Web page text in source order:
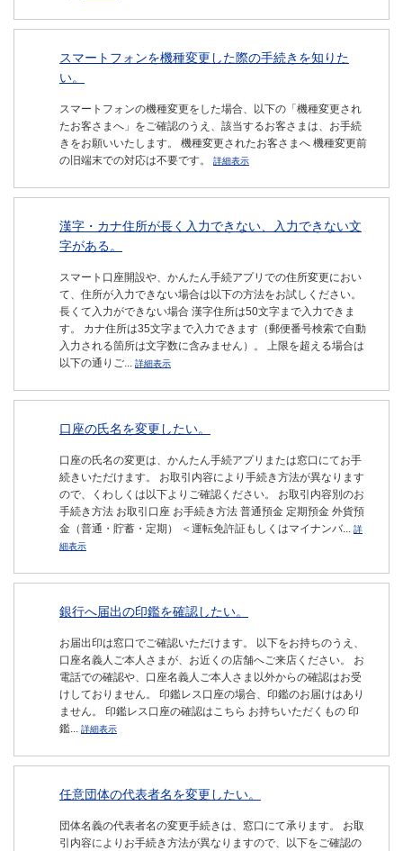
スマートフォンを機種変更した際の手続きを知りた
い。
スマートフォンの機種変更をした場合、以下の「機種変更され
たお客さまへ」をご確認のうえ、該当するお客さまは、お手続
きをお願いいたします。 機種変更されたお客さまへ 機種変更前
の旧端末での対応は不要です。
詳細表示
漢字・カナ住所が長く入力できない、入力できない文
字がある。
スマート口座開設や、かんたん手続アプリでの住所変更におい
て、住所が入力できない場合は以下の方法をお試しください。
長くて入力ができない場合 漢字住所は50文字まで入力できま
す。 カナ住所は35文字まで入力できます（郵便番号検索で自動
入力される箇所は文字数に含みません）。 上限を超える場合は
以下の通りご... 詳細表示
口座の氏名を変更したい。
口座の氏名の変更は、かんたん手続アプリまたは窓口にてお手
続きいただけます。 お取引内容により手続き方法が異なります
ので、くわしくは以下よりご確認ください。 お取引内容別のお
手続き方法 お取引口座 お手続き方法 普通預金 定期預金 外貨預
金（普通・貯蓄・定期） ＜運転免許証もしくはマイナンバ... 詳
細表示
銀行へ届出の印鑑を確認したい。
お届出印は窓口でご確認いただけます。 以下をお持ちのうえ、
口座名義人ご本人さまが、お近くの店舗へご来店ください。 お
電話での確認や、口座名義人ご本人さま以外からの確認はお受
けしておりません。 印鑑レス口座の場合、印鑑のお届けはあり
ません。 印鑑レス口座の確認はこちら お持ちいただくもの 印
鑑... 詳細表示
任意団体の代表者名を変更したい。
団体名義の代表者名の変更手続きは、窓口にて承ります。 お取
引内容によりお手続き方法が異なりますので、以下をご確認の